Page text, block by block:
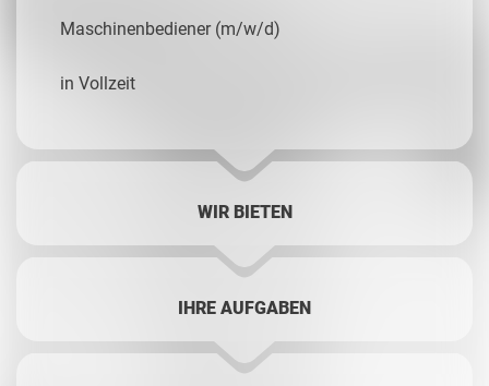
Maschinenbediener (m/w/d)
in Vollzeit
WIR BIETEN
IHRE AUFGABEN